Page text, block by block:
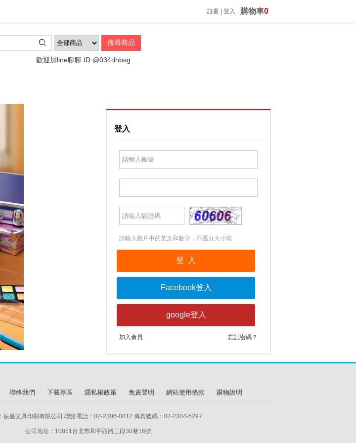
註冊 登入 購物車0

歡迎加line聊聊 ID:@034dhbsg
登入
請輸入圖片中的英文和數字，不區分大小寫
忘記密碼？
加入會員
聯絡我們 下載專區 隱私權政策 免責聲明 網站使用條款 購物說明
振昌文具印刷有限公司 聯絡電話：02-2306-0812 傳真號碼：02-2304-5297
公司地址：10851台北市和平西路三段30巷16號